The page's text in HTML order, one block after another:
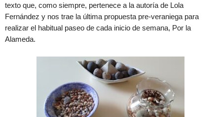
texto que, como siempre, pertenece a la autoría de Lola
Fernández y nos trae la última propuesta pre-veraniega para
realizar el habitual paseo de cada inicio de semana, Por la
Alameda.